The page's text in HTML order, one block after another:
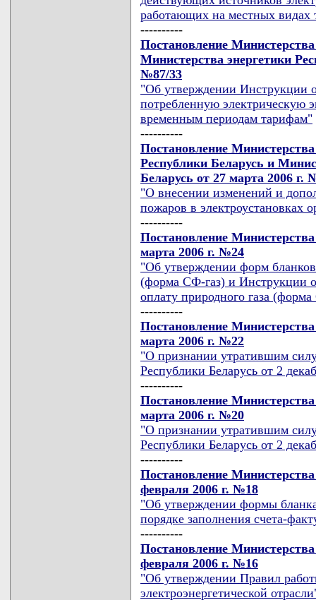
работающих на местных видах
----------
Постановление
Министерства энергетики
№87/33
"Об утверждении Инструкции о
потребленную
временным периодам тарифам"
----------
Постановление
Республики Беларусь и
Беларусь от 27 марта 2006 г.
"О внесении изменений и
пожаров в электроустановках
----------
Постановление
марта 2006 г. №24
"Об утверждении форм бланков
(форма СФ-газ) и Инструкции
оплату природного газа
----------
Постановление
марта 2006 г. №22
"О признании утратившим
Республики Беларусь от 2
----------
Постановление
марта 2006 г. №20
"О признании утратившим
Республики Беларусь от 2
----------
Постановление
февраля 2006 г. №18
"Об утверждении формы
порядке заполнения счета-
----------
Постановление
февраля 2006 г. №16
"Об утверждении Правил
электроэнергетической